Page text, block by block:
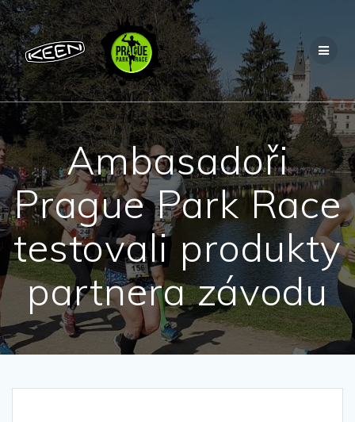
Přeskočit
na
obsah
Ambasadoři
Prague Park Race
testovali produkty
partnera závodu